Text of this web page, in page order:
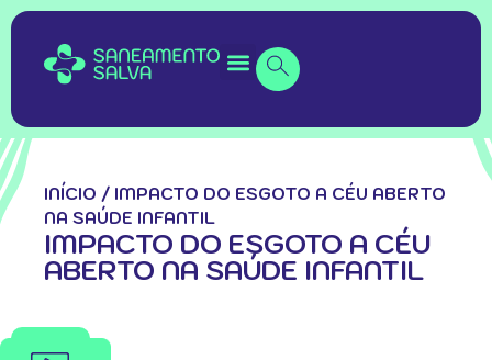
INÍCIO / IMPACTO DO ESGOTO A CÉU ABERTO
NA SAÚDE INFANTIL
IMPACTO DO ESGOTO A CÉU
ABERTO NA SAÚDE INFANTIL